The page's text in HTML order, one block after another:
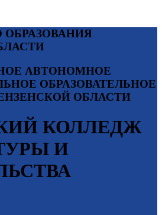
АВТОНОМНОЕ
ОБРАЗОВАТЕЛЬНОЕ
ОБЛАСТИ
КОЛЛЕДЖ
И